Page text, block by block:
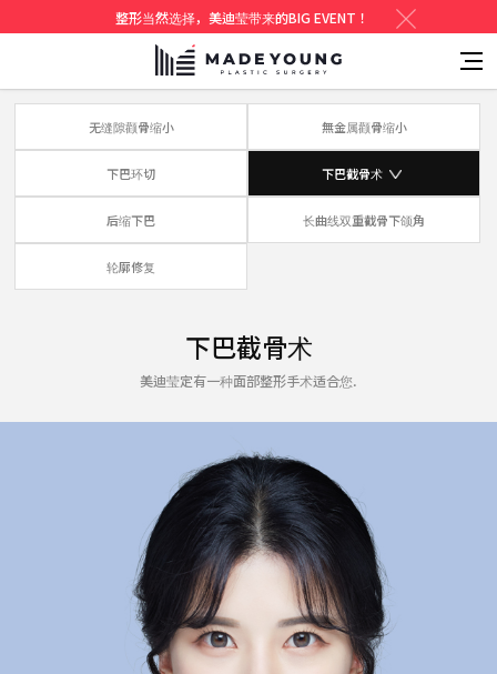
整形当然选择，美迪莹带来的BIG EVENT！
无缝隙颧骨缩小 無金属颧骨缩小
下巴环切 下巴截骨术
后缩下巴 长曲线双重截骨下颌角
轮廓修复
下巴截骨术
美迪莹定有一种面部整形手术适合您.